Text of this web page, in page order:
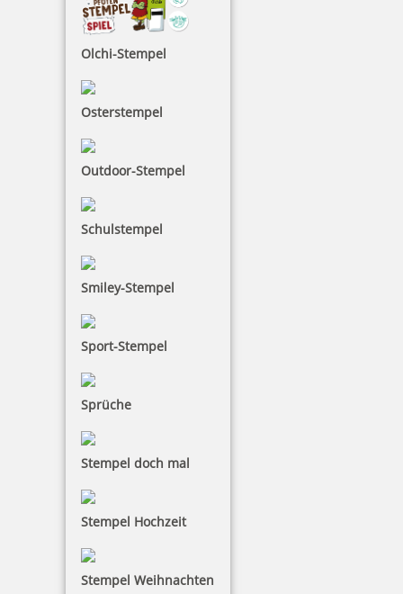
Olchi-Stempel
Osterstempel
Outdoor-Stempel
Schulstempel
Smiley-Stempel
Sport-Stempel
Sprüche
Stempel doch mal
Stempel Hochzeit
Stempel Weihnachten